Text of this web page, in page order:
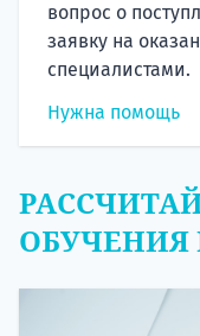
вопрос о
заявку на
специалистами.
Нужна помощь
ОБУЧЕНИЯ